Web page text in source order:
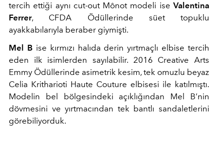
tercih ettiği aynı cut-out Mônot modeli ise Valentina
Ferrer, CFDA Ödüllerinde süet topuklu
ayakkabılarıyla beraber giymişti.
Mel B ise kırmızı halıda derin yırtmaçlı elbise tercih
eden ilk isimlerden sayılabilir. 2016 Creative Arts
Emmy Ödüllerinde asimetrik kesim, tek omuzlu beyaz
Celia Kritharioti Haute Couture elbisesi ile katılmıştı.
Modelin bel bölgesindeki açıklığından Mel B’nin
dövmesini ve yırtmacından tek bantlı sandaletlerini
görebiliyorduk.